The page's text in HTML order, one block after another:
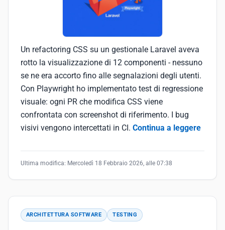
Un refactoring CSS su un gestionale Laravel aveva
rotto la visualizzazione di 12 componenti - nessuno
se ne era accorto fino alle segnalazioni degli utenti.
Con Playwright ho implementato test di regressione
visuale: ogni PR che modifica CSS viene
confrontata con screenshot di riferimento. I bug
visivi vengono intercettati in CI. Continua a leggere
Ultima modifica: Mercoledì 18 Febbraio 2026, alle 07:38
ARCHITETTURA SOFTWARE TESTING